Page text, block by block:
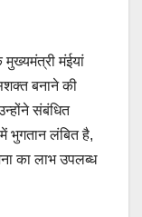
मंईयां
बनाने की
संबंधित
में भुगतान लंबित है,
का लाभ उपलब्ध